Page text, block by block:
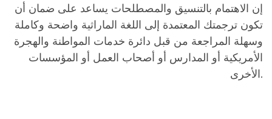
إن الاهتمام بالتنسيق والمصطلحات يساعد على ضمان أن
تكون ترجمتك المعتمدة إلى اللغة الماراثية واضحة وكاملة
وسهلة المراجعة من قبل دائرة خدمات المواطنة والهجرة
الأمريكية أو المدارس أو أصحاب العمل أو المؤسسات
الأخرى.